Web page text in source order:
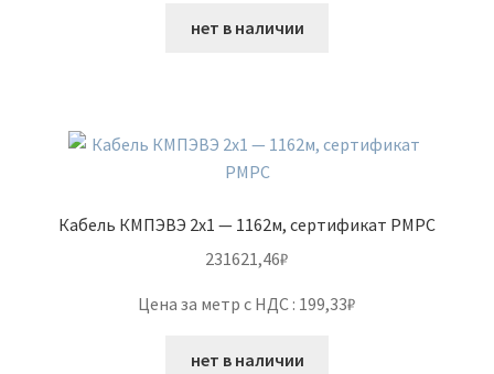
нет в наличии
Кабель КМПЭВЭ 2х1 — 1162м, сертификат РМРС
231621,46₽
Цена за метр с НДС : 199,33₽
нет в наличии